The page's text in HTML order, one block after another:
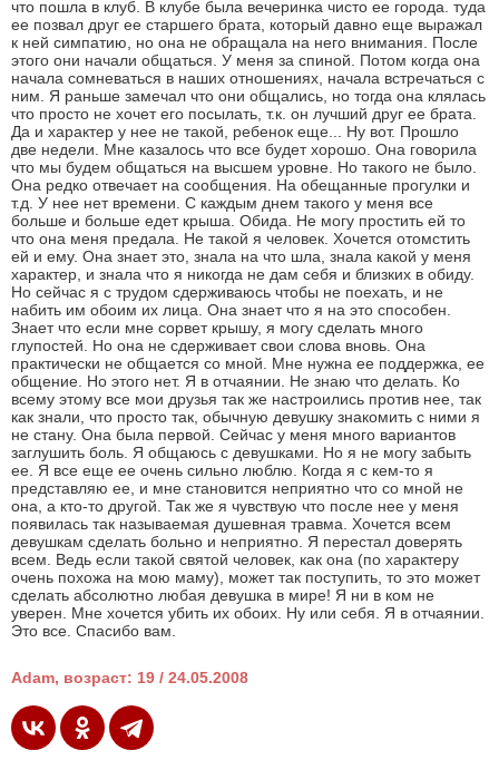
что пошла в клуб. В клубе была вечеринка чисто ее города. туда
ее позвал друг ее старшего брата, который давно еще выражал
к ней симпатию, но она не обращала на него внимания. После
этого они начали общаться. У меня за спиной. Потом когда она
начала сомневаться в наших отношениях, начала встречаться с
ним. Я раньше замечал что они общались, но тогда она клялась
что просто не хочет его посылать, т.к. он лучший друг ее брата.
Да и характер у нее не такой, ребенок еще... Ну вот. Прошло
две недели. Мне казалось что все будет хорошо. Она говорила
что мы будем общаться на высшем уровне. Но такого не было.
Она редко отвечает на сообщения. На обещанные прогулки и
т.д. У нее нет времени. С каждым днем такого у меня все
больше и больше едет крыша. Обида. Не могу простить ей то
что она меня предала. Не такой я человек. Хочется отомстить
ей и ему. Она знает это, знала на что шла, знала какой у меня
характер, и знала что я никогда не дам себя и близких в обиду.
Но сейчас я с трудом сдерживаюсь чтобы не поехать, и не
набить им обоим их лица. Она знает что я на это способен.
Знает что если мне сорвет крышу, я могу сделать много
глупостей. Но она не сдерживает свои слова вновь. Она
практически не общается со мной. Мне нужна ее поддержка, ее
общение. Но этого нет. Я в отчаянии. Не знаю что делать. Ко
всему этому все мои друзья так же настроились против нее, так
как знали, что просто так, обычную девушку знакомить с ними я
не стану. Она была первой. Сейчас у меня много вариантов
заглушить боль. Я общаюсь с девушками. Но я не могу забыть
ее. Я все еще ее очень сильно люблю. Когда я с кем-то я
представляю ее, и мне становится неприятно что со мной не
она, а кто-то другой. Так же я чувствую что после нее у меня
появилась так называемая душевная травма. Хочется всем
девушкам сделать больно и неприятно. Я перестал доверять
всем. Ведь если такой святой человек, как она (по характеру
очень похожа на мою маму), может так поступить, то это может
сделать абсолютно любая девушка в мире! Я ни в ком не
уверен. Мне хочется убить их обоих. Ну или себя. Я в отчаянии.
Это все. Спасибо вам.
Adam, возраст: 19 / 24.05.2008